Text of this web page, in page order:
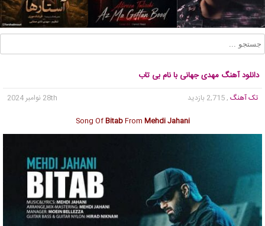
دانلود آهنگ مهدی جهانی با نام بی تاب
تک آهنگ , 2,715 بازدید
28th نوامبر 2024
Song OfBitabFrom Mehdi Jahani